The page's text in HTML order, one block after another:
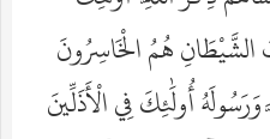
هُمُ الْخَاسِرُونَ
أُولَٰئِكَ فِي الْأَذَلِّينَ